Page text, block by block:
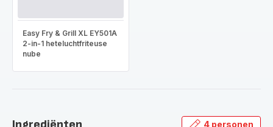
Easy Fry & Grill XL EY501A
2-in-1 heteluchtfriteuse
nube
4 personen